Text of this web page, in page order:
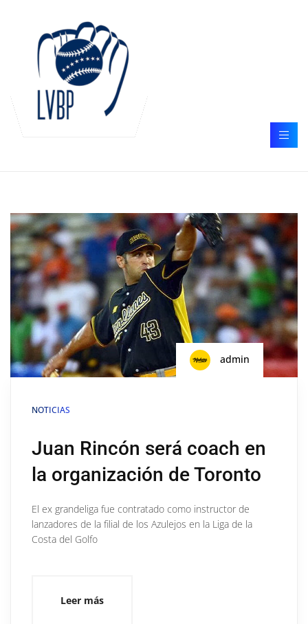
admin
NOTICIAS
Juan Rincón será coach en
la organización de Toronto
El ex grandeliga fue contratado como instructor de
lanzadores de la filial de los Azulejos en la Liga de la
Costa del Golfo
Leer más